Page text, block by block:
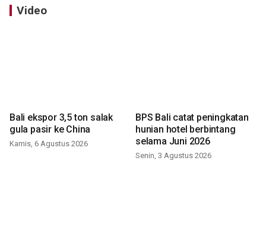
Video
Bali ekspor 3,5 ton salak
gula pasir ke China
Kamis, 6 Agustus 2026
BPS Bali catat peningkatan
hunian hotel berbintang
selama Juni 2026
Senin, 3 Agustus 2026